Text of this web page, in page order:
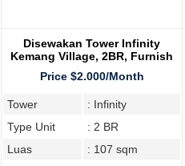
Disewakan Tower Infinity
Kemang Village, 2BR, Furnish
Price $2.000/Month
Tower
: Infinity
Type Unit
: 2 BR
Luas
: 107 sqm